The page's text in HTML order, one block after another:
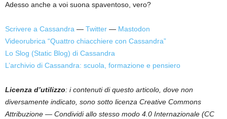
Adesso anche a voi suona spaventoso, vero?
Scrivere a Cassandra — Twitter — Mastodon
Videorubrica “Quattro chiacchiere con Cassandra”
Lo Slog (Static Blog) di Cassandra
L’archivio di Cassandra: scuola, formazione e pensiero
Licenza d’utilizzo: i contenuti di questo articolo, dove non
diversamente indicato, sono sotto licenza Creative Commons
Attribuzione — Condividi allo stesso modo 4.0 Internazionale (CC